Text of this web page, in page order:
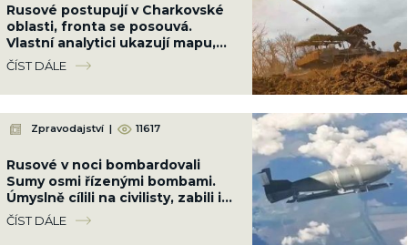
Rusové postupují v Charkovské
oblasti, fronta se posouvá.
Vlastní analytici ukazují mapu,
kde Ukrajinci ztrácejí pozice
ČÍST DÁLE
Zpravodajství | 11617
Rusové v noci bombardovali
Sumy osmi řízenými bombami.
Úmyslně cílili na civilisty, zabili i
dvě malé holčičky
ČÍST DÁLE